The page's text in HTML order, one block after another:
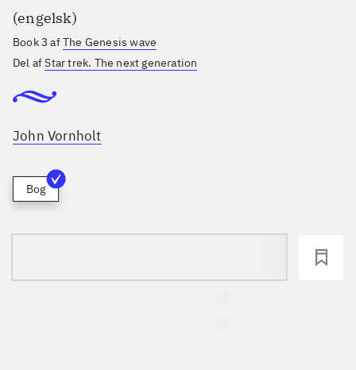
(engelsk)
Book 3 afThe Genesis wave
Del afStar trek. The next generation
John Vornholt
Bog